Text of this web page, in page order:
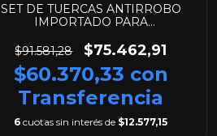
SET DE TUERCAS ANTIRROBO
IMPORTADO PARA
$91.581,28
$75.462,91
$60.370,33 con
Transferencia
6 cuotas sin interés de $12.577,15